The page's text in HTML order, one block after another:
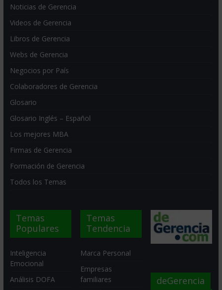
Noticias de Gerencia
Videos de Gerencia
Libros de Gerencia
Webs de Gerencia
Negocios por País
Colaboradores de Gerencia
Glosario
Glosario Inglés – Español
Los mejores MBA
Firmas de Gerencia
Formación de Gerencia
Todos los Temas
Temas
Populares
Inteligencia
Emocional
Análisis DOFA
Temas
Tendencia
Marca Personal
Empresas
familiares
deGerencia